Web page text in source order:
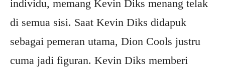
individu, memang Kevin Diks menang telak
di semua sisi. Saat Kevin Diks didapuk
sebagai pemeran utama, Dion Cools justru
cuma jadi figuran. Kevin Diks memberi